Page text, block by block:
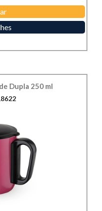
Dupla 250 ml